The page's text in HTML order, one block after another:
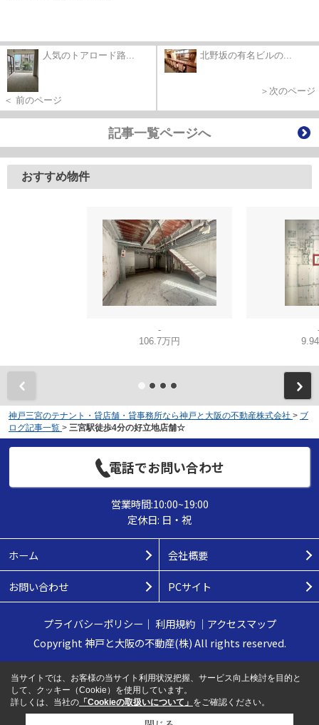
人気のトアロード路...
＜ 前のページ
北野坂の有名ビルの...
＞次のページ
記事一覧ページへ
おすすめ物件
-
106.7万円
神戸三宮のテナント・貸店舗・貸事務所なら神戸と大阪の不動産株式会社 > ブ
ログ記事一覧 > 三宮駅徒歩4分の好立地店舗☆
電話でお問い合わせ
営業時間:10:00~19:00
定休日: 日・祝
ホーム 会社概要
お問い合わせ PCサイト
プライバシーポリシー ｜ 利用規約｜ アクセスマップ
Copyright 神戸と大阪の不動産(株) All rights reserved.
当サイトでは、お客様の当サイト利用状況把握、サービス向上検討を目的と
して、クッキー（Cookie）を使用しています。
詳しくは、当社の 「Cookieの取扱いについて」 をご確認ください。